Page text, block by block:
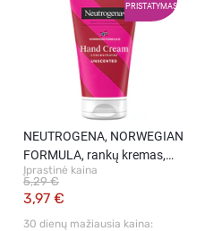
PRISTATYMAS
NEUTROGENA, NORWEGIAN
FORMULA, rankų kremas,
bekvapis, 75 ml
Įprastinė kaina
3,97 €
5,29 €
30 dienų mažiausia kaina: